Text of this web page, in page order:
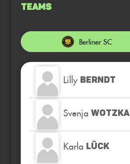
Teams
Berliner SC
Lilly BERNDT
Svenja WOTZKA
Karla LÜCK